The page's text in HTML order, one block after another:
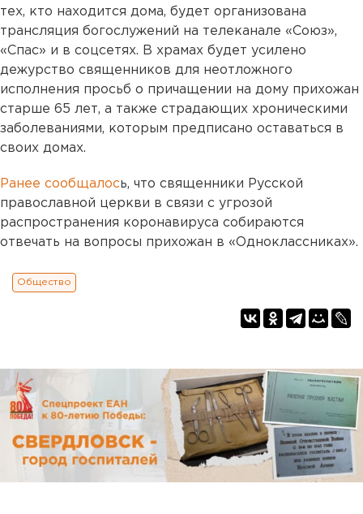
тех, кто находится дома, будет организована
трансляция богослужений на телеканале «Союз»,
«Спас» и в соцсетях. В храмах будет усилено
дежурство священников для неотложного
исполнения просьб о причащении на дому прихожан
старше 65 лет, а также страдающих хроническими
заболеваниями, которым предписано оставаться в
своих домах.
Ранее сообщалось, что священники Русской
православной церкви в связи с угрозой
распространения коронавируса собираются
отвечать на вопросы прихожан в «Одноклассниках».
Общество